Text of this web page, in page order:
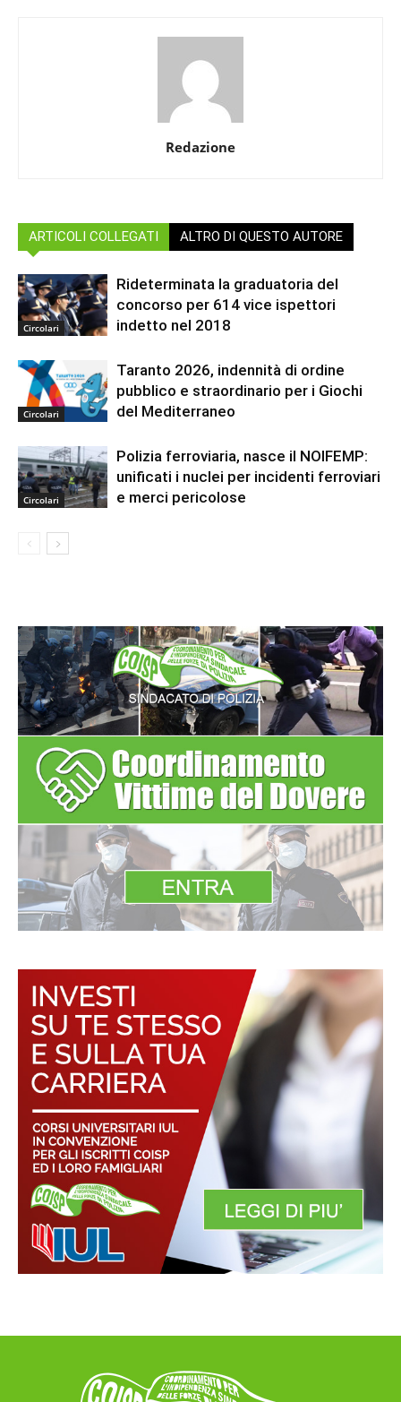
Redazione
ARTICOLI COLLEGATI ALTRO DI QUESTO AUTORE
Circolari
Rideterminata la graduatoria del
concorso per 614 vice ispettori
indetto nel 2018
Circolari
Taranto 2026, indennità di ordine
pubblico e straordinario per i Giochi
del Mediterraneo
Circolari
Polizia ferroviaria, nasce il NOIFEMP:
unificati i nuclei per incidenti ferroviari
e merci pericolose